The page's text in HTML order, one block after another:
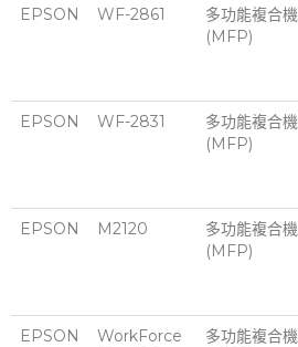
EPSON WF-2861
多功能複合機
(MFP)
EPSON WF-2831
多功能複合機
(MFP)
EPSON M2120
多功能複合機
(MFP)
EPSON
WorkForce
多功能複合機